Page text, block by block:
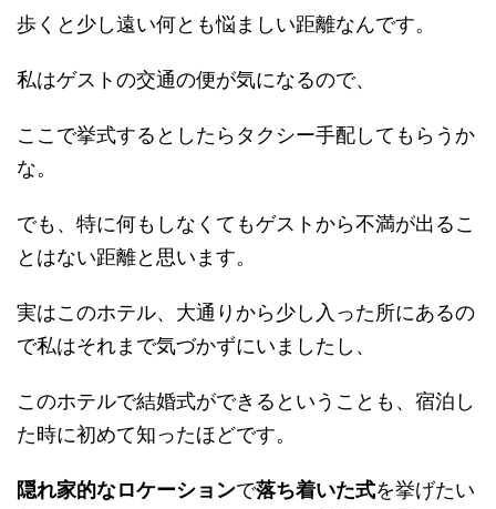
歩くと少し遠い何とも悩ましい距離なんです。
私はゲストの交通の便が気になるので、
ここで挙式するとしたらタクシー手配してもらうか
な。
でも、特に何もしなくてもゲストから不満が出るこ
とはない距離と思います。
実はこのホテル、大通りから少し入った所にあるの
で私はそれまで気づかずにいましたし、
このホテルで結婚式ができるということも、宿泊し
た時に初めて知ったほどです。
隠れ家的なロケーションで落ち着いた式を挙げたい